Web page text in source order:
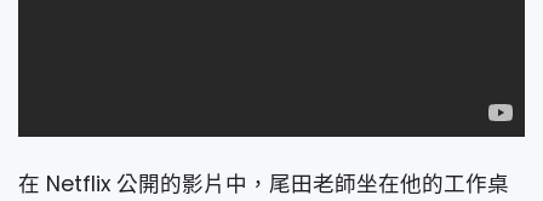
在 Netflix 公開的影片中，尾田老師坐在他的工作桌